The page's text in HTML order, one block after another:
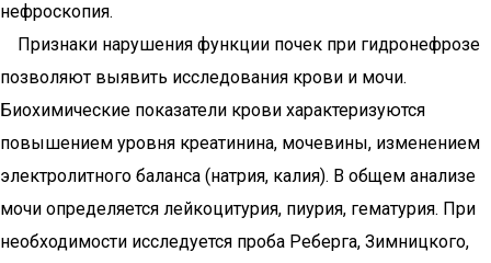
нефроскопия.
Признаки нарушения функции почек при гидронефрозе
позволяют выявить исследования крови и мочи.
Биохимические показатели крови характеризуются
повышением уровня креатинина, мочевины, изменением
электролитного баланса (натрия, калия). В общем анализе
мочи определяется лейкоцитурия, пиурия, гематурия. При
необходимости исследуется проба Реберга, Зимницкого,